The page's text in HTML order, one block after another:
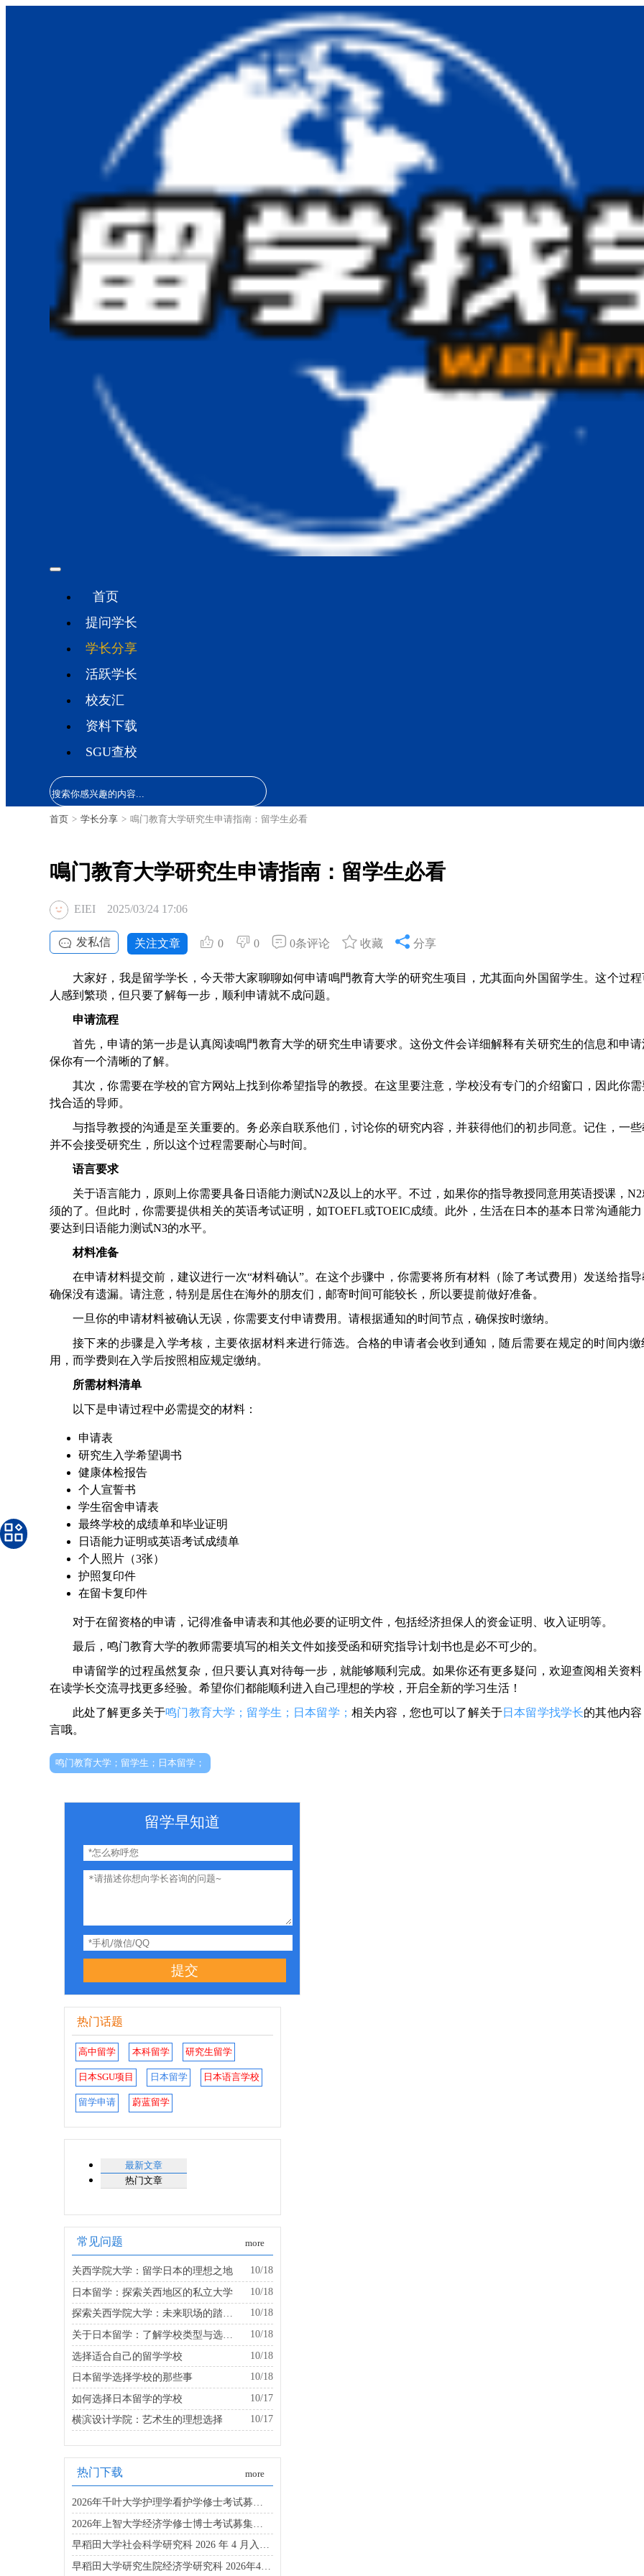
首页
提问学长
学长分享
活跃学长
校友汇
资料下载
SGU查校
首页 > 学长分享 > 鳴门教育大学研究生申请指南：留学生必看
鳴门教育大学研究生申请指南：留学生必看
EIEI 2025/03/24 17:06
发私信 关注文章 0 0 0条评论 收藏 分享
大家好，我是留学学长，今天带大家聊聊如何申请鳴門教育大学的研究生项目，尤其面向外国留学生。这个过
人感到繁琐，但只要了解每一步，顺利申请就不成问题。
申请流程
首先，申请的第一步是认真阅读鳴門教育大学的研究生申请要求。这份文件会详细解释有关研究生的信息和申
保你有一个清晰的了解。
其次，你需要在学校的官方网站上找到你希望指导的教授。在这里要注意，学校没有专门的介绍窗口，因此你
找合适的导师。
与指导教授的沟通是至关重要的。务必亲自联系他们，讨论你的研究内容，并获得他们的初步同意。记住，一
并不会接受研究生，所以这个过程需要耐心与时间。
语言要求
关于语言能力，原则上你需要具备日语能力测试N2及以上的水平。不过，如果你的指导教授同意用英语授课，
须的了。但此时，你需要提供相关的英语考试证明，如TOEFL或TOEIC成绩。此外，生活在日本的基本日常沟通能
要达到日语能力测试N3的水平。
材料准备
在申请材料提交前，建议进行一次“材料确认”。在这个步骤中，你需要将所有材料（除了考试费用）发送给指
确保没有遗漏。请注意，特别是居住在海外的朋友们，邮寄时间可能较长，所以要提前做好准备。
一旦你的申请材料被确认无误，你需要支付申请费用。请根据通知的时间节点，确保按时缴纳。
接下来的步骤是入学考核，主要依据材料来进行筛选。合格的申请者会收到通知，随后需要在规定的时间内缴
用，而学费则在入学后按照相应规定缴纳。
所需材料清单
以下是申请过程中必需提交的材料：
申请表
研究生入学希望调书
健康体检报告
个人宣誓书
学生宿舍申请表
最终学校的成绩单和毕业证明
日语能力证明或英语考试成绩单
个人照片（3张）
护照复印件
在留卡复印件
对于在留资格的申请，记得准备申请表和其他必要的证明文件，包括经济担保人的资金证明、收入证明等。
最后，鸣门教育大学的教师需要填写的相关文件如接受函和研究指导计划书也是必不可少的。
申请留学的过程虽然复杂，但只要认真对待每一步，就能够顺利完成。如果你还有更多疑问，欢迎查阅相关资
在读学长交流寻找更多经验。希望你们都能顺利进入自己理想的学校，开启全新的学习生活！
此处了解更多关于鸣门教育大学；留学生；日本留学； 相关内容，您也可以了解关于日本留学找学长的其他内
言哦。
鸣门教育大学；留学生；日本留学；
留学早知道
提交
热门话题
高中留学 本科留学 研究生留学
日本SGU项目 日本留学 日本语言学校
留学申请 蔚蓝留学
最新文章
热门文章
常见问题 more
关西学院大学：留学日本的理想之地
10/18
日本留学：探索关西地区的私立大学
10/18
探索关西学院大学：未来职场的踏板是什么？
10/18
10/18
选择适合自己的留学学校
10/18
日本留学选择学校的那些事
10/18
如何选择日本留学的学校
10/17
横滨设计学院：艺术生的理想选择
10/17
热门下载 more
早稻田大学社会科学研究科 2026 年 4 月入学博士募集要项